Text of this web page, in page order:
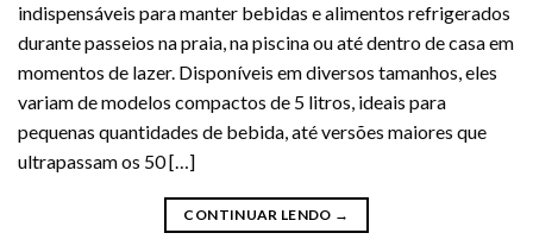
indispensáveis para manter bebidas e alimentos refrigerados
durante passeios na praia, na piscina ou até dentro de casa em
momentos de lazer. Disponíveis em diversos tamanhos, eles
variam de modelos compactos de 5 litros, ideais para
pequenas quantidades de bebida, até versões maiores que
ultrapassam os 50 […]
CONTINUAR LENDO →